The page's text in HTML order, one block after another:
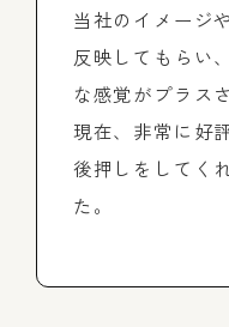
当社のイメージ
反映してもらい
な感覚がプラス
現在、非常に好
後押しをしてく
た。